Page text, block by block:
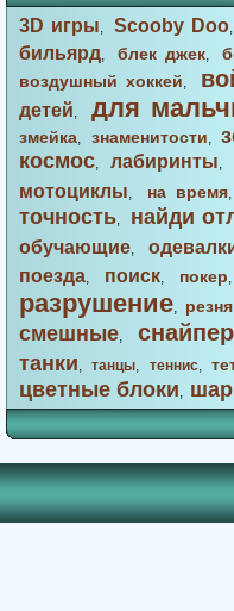
3D игры,Scooby Doo
бильярд,блек джек,
воздушный хоккей,
детей, для
змейка, знаменитости,
космос, лабиринты,
мотоциклы, на время
точность, найди
обучающие,
поезда, поиск, покер
разрушение, резня
смешные,
танки,танцы, теннис,
цветные блоки,